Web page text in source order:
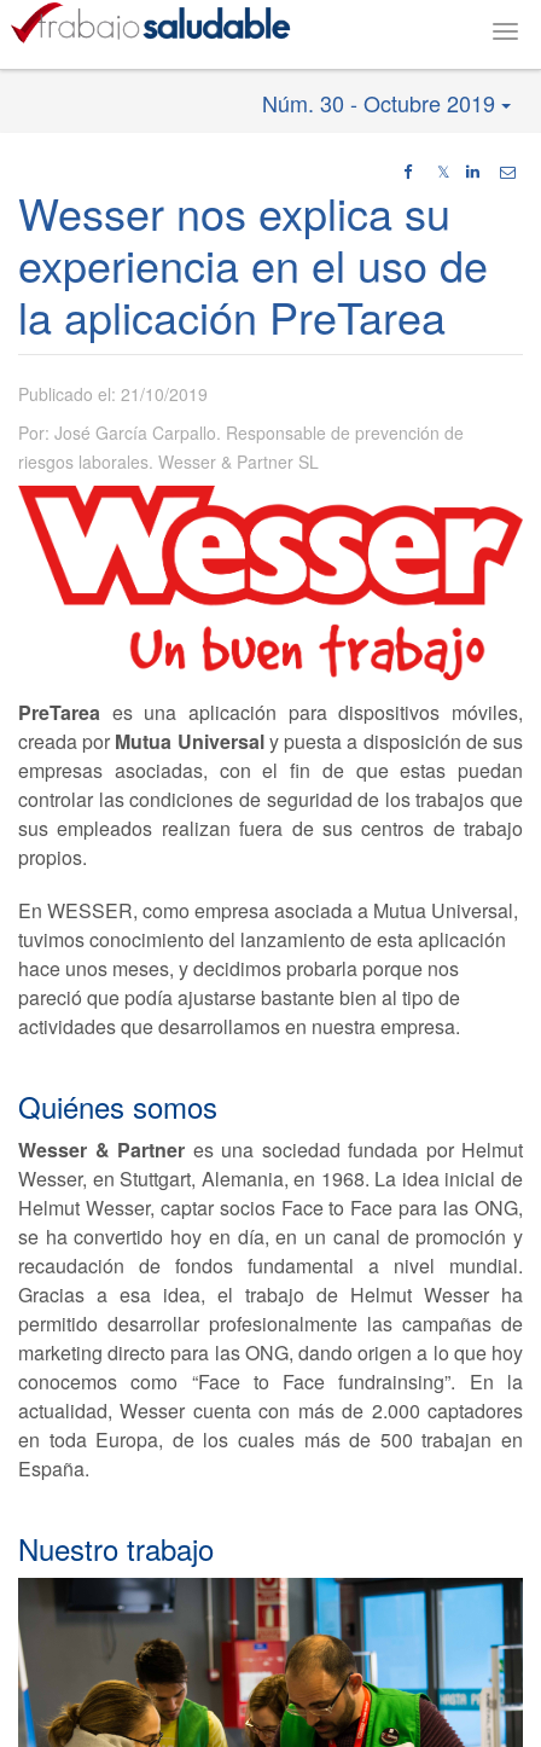
Núm. 30 - Octubre 2019
𝕏
Wesser nos explica su
experiencia en el uso de
la aplicación PreTarea
Publicado el: 21/10/2019
Por: José García Carpallo. Responsable de prevención de
riesgos laborales. Wesser & Partner SL
PreTarea es una aplicación para dispositivos móviles,
creada por Mutua Universaly puesta a disposición de sus
empresas asociadas, con el fin de que estas puedan
controlar las condiciones de seguridad de los trabajos que
sus empleados realizan fuera de sus centros de trabajo
propios.
En WESSER, como empresa asociada a Mutua Universal,
tuvimos conocimiento del lanzamiento de esta aplicación
hace unos meses, y decidimos probarla porque nos
pareció que podía ajustarse bastante bien al tipo de
actividades que desarrollamos en nuestra empresa.
Quiénes somos
Wesser & Partner es una sociedad fundada por Helmut
Wesser, en Stuttgart, Alemania, en 1968. La idea inicial de
Helmut Wesser, captar socios Face to Face para las ONG,
se ha convertido hoy en día, en un canal de promoción y
recaudación de fondos fundamental a nivel mundial.
Gracias a esa idea, el trabajo de Helmut Wesser ha
permitido desarrollar profesionalmente las campañas de
marketing directo para las ONG, dando origen a lo que hoy
conocemos como “Face to Face fundrainsing”. En la
actualidad, Wesser cuenta con más de 2.000 captadores
en toda Europa, de los cuales más de 500 trabajan en
España.
Nuestro trabajo